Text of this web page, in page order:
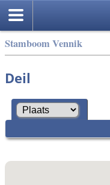
Stamboom Vennik
Deil